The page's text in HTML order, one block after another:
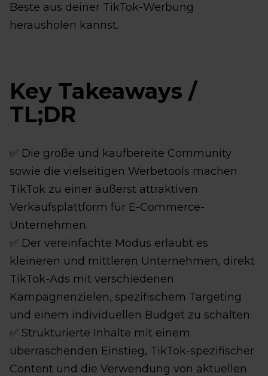
Beste aus deiner TikTok-Werbung
herausholen kannst.
Key Takeaways /
TL;DR
✅ Die große und kaufbereite Community
sowie die vielseitigen Werbetools machen
TikTok zu einer äußerst attraktiven
Verkaufsplattform für E-Commerce-
Unternehmen.
✅ Der vereinfachte Modus erlaubt es
kleineren und mittleren Unternehmen, direkt
TikTok-Ads mit verschiedenen
Kampagnenzielen, spezifischem Targeting
und einem individuellen Budget zu schalten.
✅ Strukturierte Inhalte mit einem
überraschenden Einstieg, TikTok-spezifischer
Content und die Verwendung von aktuellen